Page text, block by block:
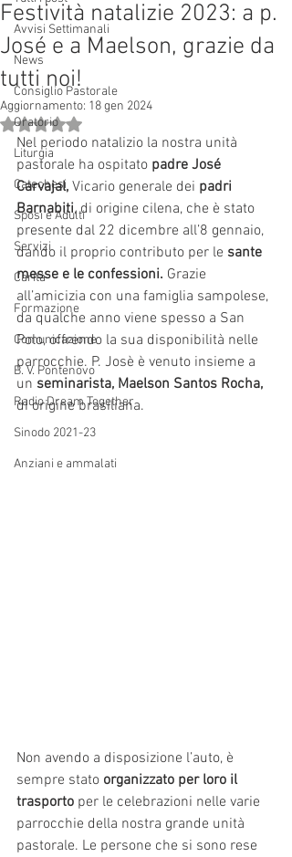
Avvisi Settimanali
News
Consiglio Pastorale
Oratorio
Liturgia
Catechesi
Sposi e Adulti
Servizi
Carità
Formazione
Comunicazione
B. V. Pontenovo
Radio Dream Together
Sinodo 2021-23
Anziani e ammalati
Festività natalizie 2023: a p.
José e a Maelson, grazie da
tutti noi!
Aggiornamento: 18 gen 2024
Valutazione NaN stelle su 5.
Nel periodo natalizio la nostra unità
pastorale ha ospitato padre José
Carvajal, Vicario generale dei padri
Barnabiti, di origine cilena, che è stato
presente dal 22 dicembre all’8 gennaio,
dando il proprio contributo per le sante
messe e le confessioni. Grazie
all’amicizia con una famiglia sampolese,
da qualche anno viene spesso a San
Polo, offrendo la sua disponibilità nelle
parrocchie. P. Josè è venuto insieme a
un seminarista, Maelson Santos Rocha,
di origine brasiliana.
Non avendo a disposizione l’auto, è
sempre stato organizzato per loro il
trasporto per le celebrazioni nelle varie
parrocchie della nostra grande unità
pastorale. Le persone che si sono rese